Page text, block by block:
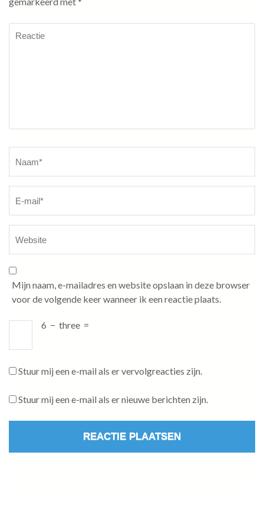
Mijn naam, e-mailadres en website opslaan in deze browser
voor de volgende keer wanneer ik een reactie plaats.
6 − three =
Stuur mij een e-mail als er vervolgreacties zijn.
Stuur mij een e-mail als er nieuwe berichten zijn.